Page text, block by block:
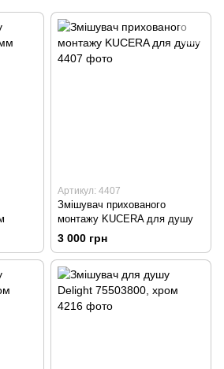
Артикул: 4407
Змішувач прихованого
монтажу KUCERA для душу
3 000 грн